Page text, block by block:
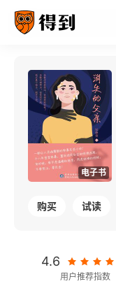
电子书
购买 试读
4.6
用户推荐指数